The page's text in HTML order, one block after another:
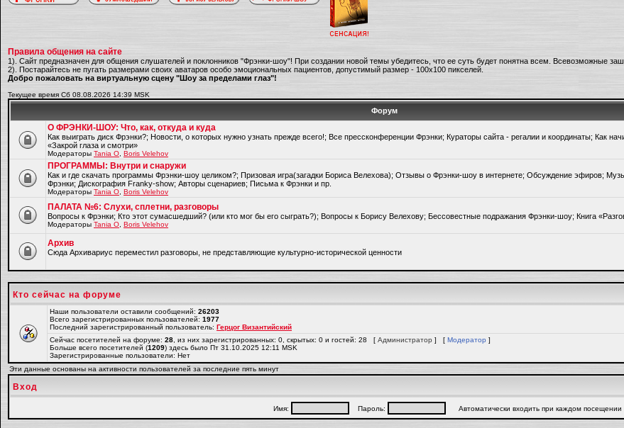
Правила общения на сайте
1). Сайт предназначен для общения слушателей и поклонников "Фрэнки-шоу"! При создании новой темы убедитесь, что ее суть будет понятна всем. Всевозможные
2). Постарайтесь не пугать размерами своих аватаров особо эмоциональных пациентов, допустимый размер - 100х100 пикселей.
Добро пожаловать на виртуальную сцену "Шоу за пределами глаз"!
Текущее время Сб 08.08.2026 14:39 MSK
Форум
О ФРЭНКИ-ШОУ: Что, как, откуда и куда
Как выиграть диск Фрэнки?; Новости, о которых нужно узнать прежде всего!; Все прессконференции Фрэнки; Кураторы сайта - регалии и координаты; Как
«Закрой глаза и смотри»
Модераторы Tania O Boris Velehov
ПРОГРАММЫ: Внутри и снаружи
Как и где скачать программы Фрэнки-шоу целиком?; Призовая игра(загадки Бориса Велехова); Отзывы о Фрэнки-шоу в интернете; Обсуждение эфиров;
Фрэнки; Дискография Franky-show; Авторы сценариев; Письма к Фрэнки и пр.
Модераторы Tania O Boris Velehov
ПАЛАТА №6: Слухи, сплетни, разговоры
Вопросы к Фрэнки; Кто этот сумасшедший? (или кто мог бы его сыграть?); Вопросы к Борису Велехову; Бессовестные подражания Фрэнки-шоу; Книга
Модераторы Tania O Boris Velehov
Архив
Cюда Архивариус переместил разговоры, не представляющие культурно-исторической ценности
Кто сейчас на форуме
Наши пользователи оставили сообщений: 26203
Всего зарегистрированных пользователей: 1977
Последний зарегистрированный пользователь: Герцог Византийский
Сейчас посетителей на форуме: 28 , из них зарегистрированных: 0, скрытых: 0 и гостей: 28 [ Администратор ] [ Модератор ]
Больше всего посетителей (1209) здесь было Пт 31.10.2025 12:11 MSK
Зарегистрированные пользователи: Нет
Эти данные основаны на активности пользователей за последние пять минут
Вход
Имя: Пароль: Автоматически входить при каждом посещении